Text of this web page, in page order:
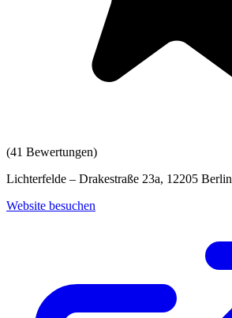
(41 Bewertungen)
Lichterfelde – Drakestraße 23a, 12205 Berlin
Website besuchen